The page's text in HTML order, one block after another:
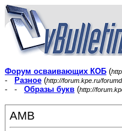
Форум осваивающих КОБ (
-
Разное (http://forum.kpe.ru/
- - Образы букв (http://
АМВ